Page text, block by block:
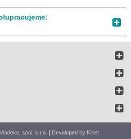
spol. s r.o. | Developed by Kinet